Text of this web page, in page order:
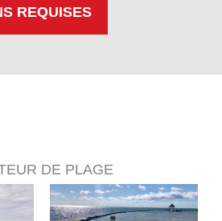
REQUISES
DE PLAGE